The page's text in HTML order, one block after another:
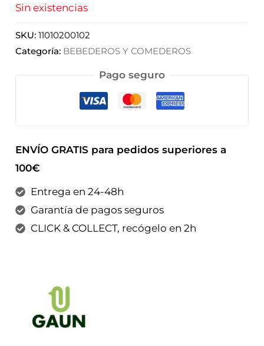
Sin existencias
SKU:11010200102
Categoría: BEBEDEROS Y COMEDEROS
Pago seguro
ENVÍO GRATIS para pedidos superiores a
100€
Entrega en 24-48h
Garantía de pagos seguros
CLICK & COLLECT, recógelo en 2h